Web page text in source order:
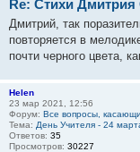
Re: Стихи Дмитрия
Дмитрий, так
повторяется в
почти черного цвета,
Helen
23 мар 2021, 12:56
Форум: Все вопросы,
Тема: День Учителя - 24
Ответов: 35
Просмотров: 30227